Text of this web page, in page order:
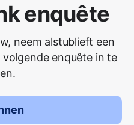
enquête
neem alstublieft een
enquête in te